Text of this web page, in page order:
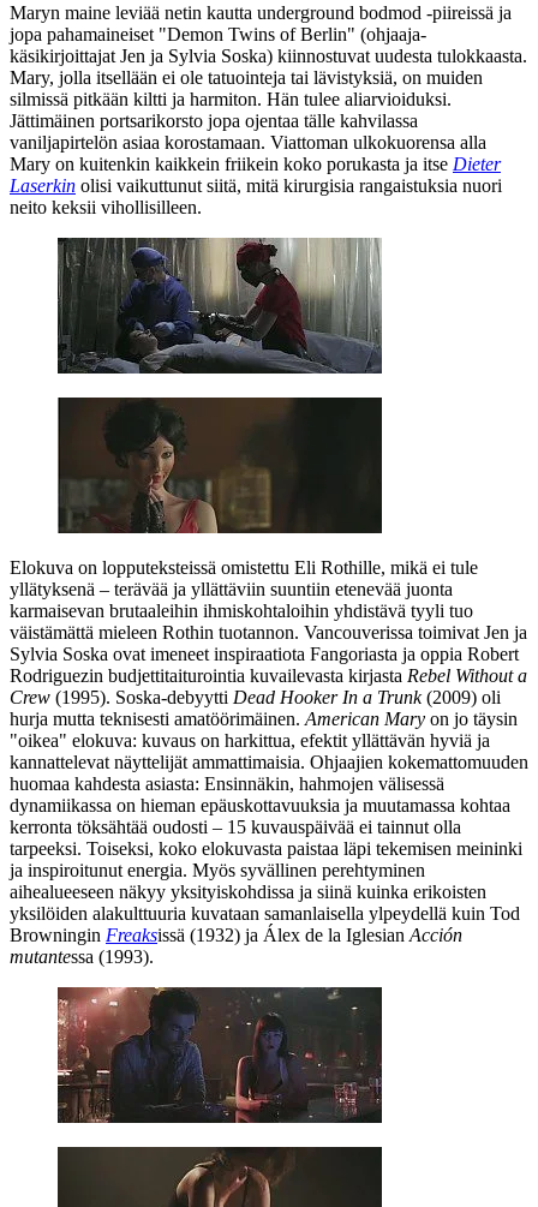
Maryn maine leviää netin kautta underground bodmod ‑piireissä ja
jopa pahamaineiset "Demon Twins of Berlin" (ohjaaja-
käsikirjoittajat Jen ja Sylvia Soska) kiinnostuvat uudesta tulokkaasta.
Mary, jolla itsellään ei ole tatuointeja tai lävistyksiä, on muiden
silmissä pitkään kiltti ja harmiton. Hän tulee aliarvioiduksi.
Jättimäinen portsarikorsto jopa ojentaa tälle kahvilassa
vaniljapirtelön asiaa korostamaan. Viattoman ulkokuorensa alla
Mary on kuitenkin kaikkein friikein koko porukasta ja itse Dieter
Laserkin olisi vaikuttunut siitä, mitä kirurgisia rangaistuksia nuori
neito keksii vihollisilleen.
Elokuva on lopputeksteissä omistettu Eli Rothille, mikä ei tule
yllätyksenä – terävää ja yllättäviin suuntiin etenevää juonta
karmaisevan brutaaleihin ihmiskohtaloihin yhdistävä tyyli tuo
väistämättä mieleen Rothin tuotannon. Vancouverissa toimivat Jen ja
Sylvia Soska ovat imeneet inspiraatiota Fangoriasta ja oppia Robert
Rodriguezin budjettitaiturointia kuvailevasta kirjasta Rebel Without a
Crew (1995). Soska-debyytti Dead Hooker In a Trunk(2009) oli
hurja mutta teknisesti amatöörimäinen. American Mary on jo täysin
"oikea" elokuva: kuvaus on harkittua, efektit yllättävän hyviä ja
kannattelevat näyttelijät ammattimaisia. Ohjaajien kokemattomuuden
huomaa kahdesta asiasta: Ensinnäkin, hahmojen välisessä
dynamiikassa on hieman epäuskottavuuksia ja muutamassa kohtaa
kerronta töksähtää oudosti – 15 kuvauspäivää ei tainnut olla
tarpeeksi. Toiseksi, koko elokuvasta paistaa läpi tekemisen meininki
ja inspiroitunut energia. Myös syvällinen perehtyminen
aihealueeseen näkyy yksityiskohdissa ja siinä kuinka erikoisten
yksilöiden alakulttuuria kuvataan samanlaisella ylpeydellä kuin Tod
Browningin Freaksissä (1932) ja Álex de la Iglesian Acción
mutantessa (1993).